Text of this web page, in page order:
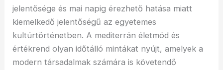
jelentősége és mai napig érezhető hatása miatt
kiemelkedő jelentőségű az egyetemes
kultúrtörténetben. A mediterrán életmód és
értékrend olyan időtálló mintákat nyújt, amelyek a
modern társadalmak számára is követendő